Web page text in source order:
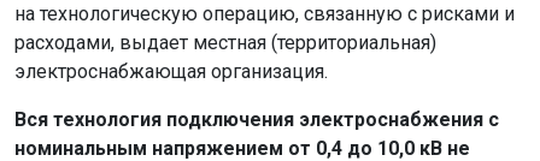
на технологическую операцию, связанную с рисками и
расходами, выдает местная (территориальная)
электроснабжающая организация.
Вся технология подключения электроснабжения с
номинальным напряжением от 0,4 до 10,0 кВ не